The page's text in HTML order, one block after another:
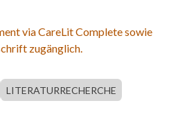
via CareLit Complete sowie
zugänglich.
LITERATURRECHERCHE